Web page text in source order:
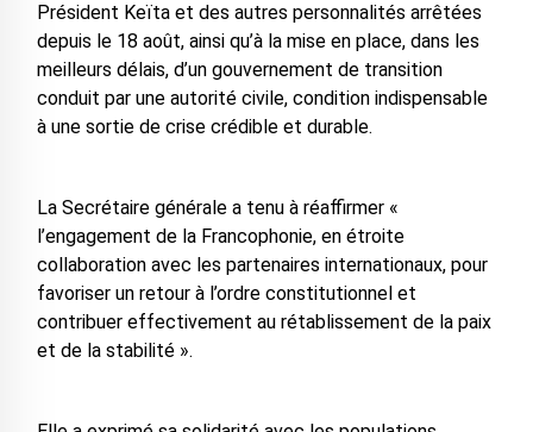
Président Keïta et des autres personnalités arrêtées
depuis le 18 août, ainsi qu’à la mise en place, dans les
meilleurs délais, d’un gouvernement de transition
conduit par une autorité civile, condition indispensable
à une sortie de crise crédible et durable.
La Secrétaire générale a tenu à réaffirmer «
l’engagement de la Francophonie, en étroite
collaboration avec les partenaires internationaux, pour
favoriser un retour à l’ordre constitutionnel et
contribuer effectivement au rétablissement de la paix
et de la stabilité ».